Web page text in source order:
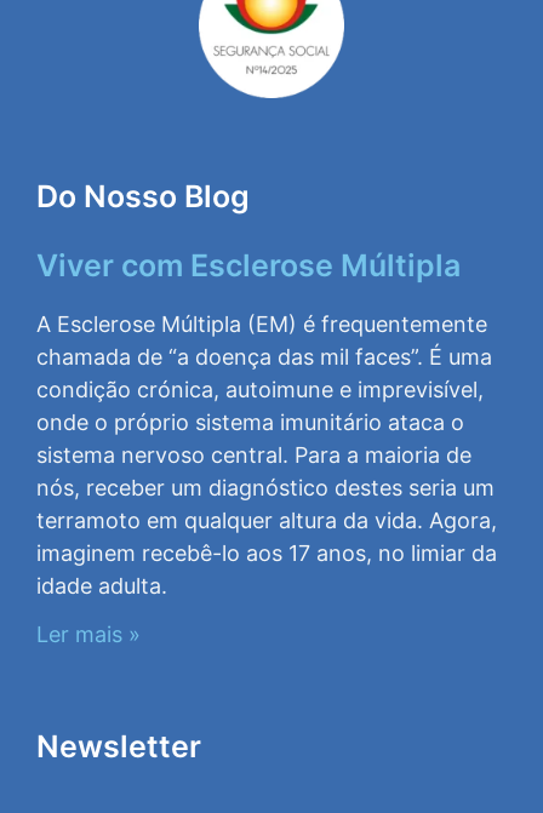
Do Nosso Blog
Viver com Esclerose Múltipla
A Esclerose Múltipla (EM) é frequentemente
chamada de “a doença das mil faces”. É uma
condição crónica, autoimune e imprevisível,
onde o próprio sistema imunitário ataca o
sistema nervoso central. Para a maioria de
nós, receber um diagnóstico destes seria um
terramoto em qualquer altura da vida. Agora,
imaginem recebê-lo aos 17 anos, no limiar da
idade adulta.
Ler mais »
Newsletter